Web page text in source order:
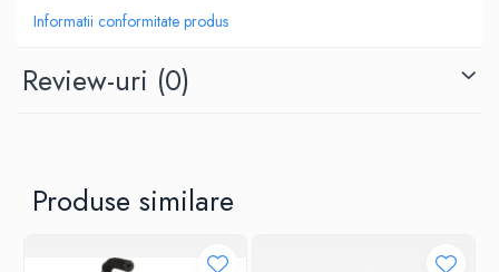
Informatii conformitate produs
Review-uri (0)
Produse similare